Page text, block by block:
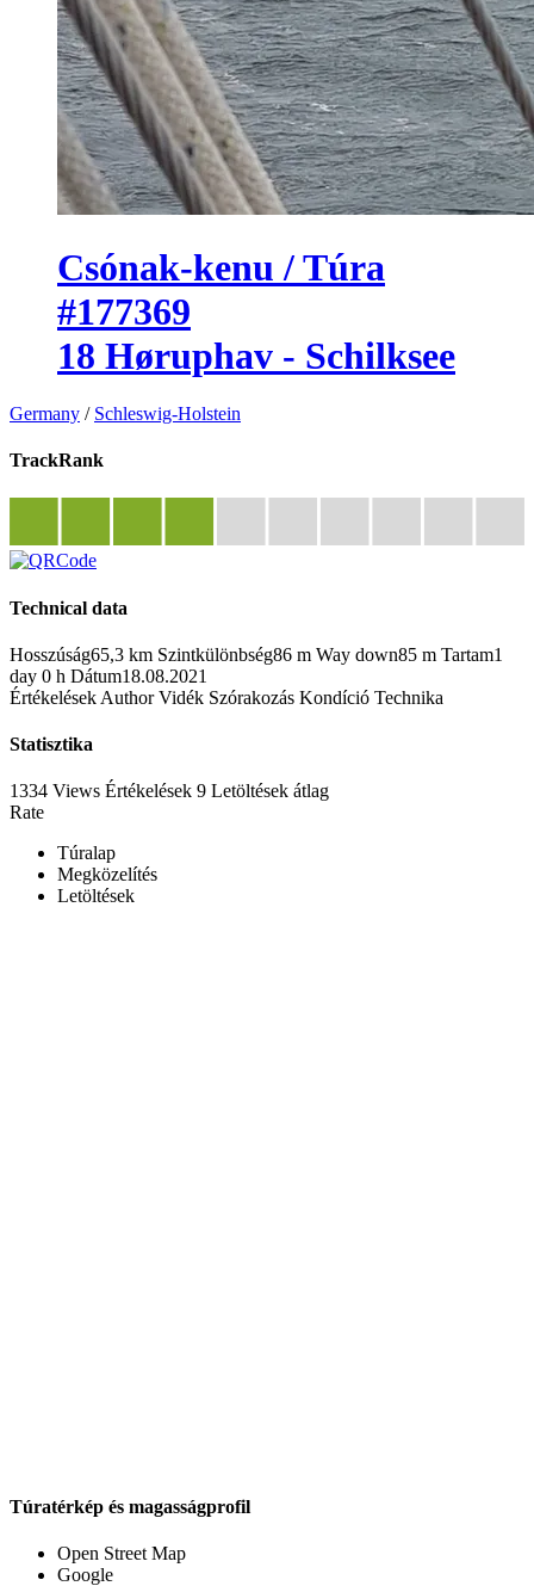
Csónak-kenu / Túra
#177369
18 Høruphav - Schilksee
Germany / Schleswig-Holstein
TrackRank
Technical data
Hosszúság65,3 km Szintkülönbség86 m Way down85 m Tartam1
day 0 h Dátum18.08.2021
Értékelések Author Vidék Szórakozás Kondíció Technika
Statisztika
1334 Views Értékelések 9 Letöltések átlag
Rate
Túralap
Megközelítés
Letöltések
Túratérkép és magasságprofil
Open Street Map
Google